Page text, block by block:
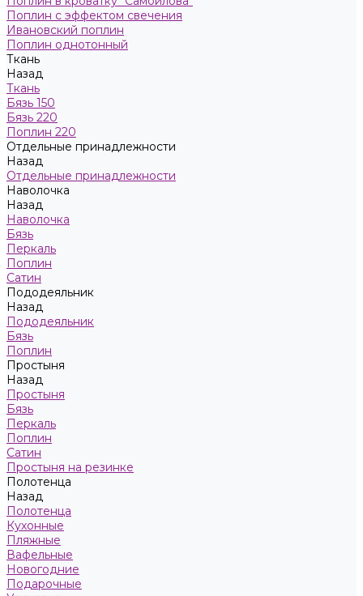
Поплин с эффектом свечения
Ивановский поплин
Поплин однотонный
Ткань
Назад
Ткань
Бязь 150
Бязь 220
Поплин 220
Отдельные принадлежности
Назад
Отдельные принадлежности
Наволочка
Назад
Наволочка
Бязь
Перкаль
Поплин
Сатин
Пододеяльник
Назад
Пододеяльник
Бязь
Поплин
Простыня
Назад
Простыня
Бязь
Перкаль
Поплин
Сатин
Простыня на резинке
Полотенца
Назад
Полотенца
Кухонные
Пляжные
Вафельные
Новогодние
Подарочные